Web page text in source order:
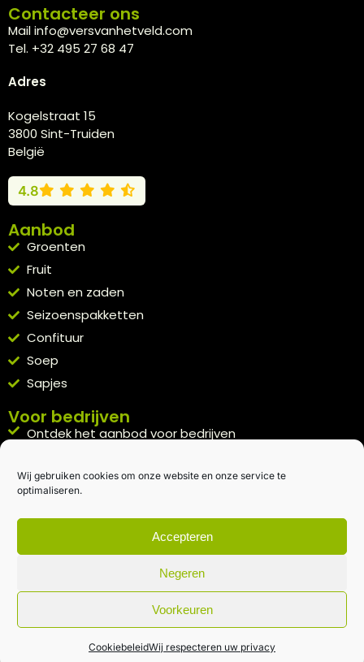
Wij gebruiken cookies om onze website en onze service te
optimaliseren.
Accepteren
Negeren
Voorkeuren
CookiebeleidWij respecteren uw privacy
Contacteer ons
Mail info@versvanhetveld.com
Tel. +32 495 27 68 47
Adres
Kogelstraat 15
3800 Sint-Truiden
België
4.8
Aanbod
Groenten
Fruit
Noten en zaden
Seizoenspakketten
Confituur
Soep
Sapjes
Voor bedrijven
Ontdek het aanbod voor bedrijven
Kennismakingspakket aanvragen
Blijft op de hoogte
Rechtstreeks van het veld naar je inbox.
Inschrijven nieuwsbrief
Algemene voorwaarden|Privacybeleid| gemaakt met door
creativitijd